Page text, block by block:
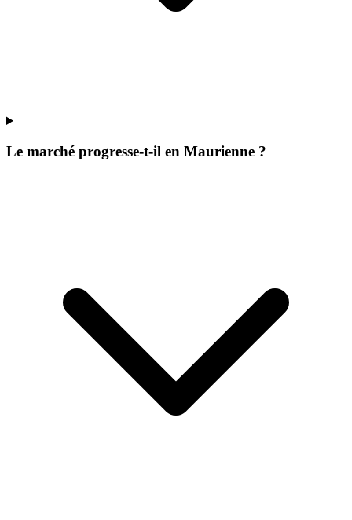
Le marché progresse-t-il en Maurienne ?